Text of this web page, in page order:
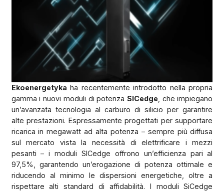
Ekoenergetyka ha recentemente introdotto nella propria
gamma i nuovi moduli di potenza SICedge , che impiegano
un’avanzata tecnologia al carburo di silicio per garantire
alte prestazioni. Espressamente progettati per supportare
ricarica in megawatt ad alta potenza – sempre più diffusa
sul mercato vista la necessità di elettrificare i mezzi
pesanti – i moduli SICedge offrono un’efficienza pari al
97,5%, garantendo un’erogazione di potenza ottimale e
riducendo al minimo le dispersioni energetiche, oltre a
rispettare alti standard di affidabilità. I moduli SiCedge